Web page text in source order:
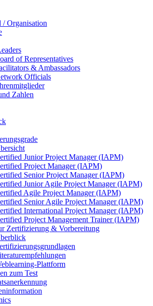
/ Organisation
of Representatives
& Ambassadors
Officials
Zahlen
Junior Project Manager (IAPM)
Project Manager (IAPM)
Senior Project Manager (IAPM)
Junior Agile Project Manager (IAPM)
Agile Project Manager (IAPM)
Senior Agile Project Manager (IAPM)
International Project Manager (IAPM)
Project Management Trainer (IAPM)
Zertifizierung & Vorbereitung
Plattform
zum Test